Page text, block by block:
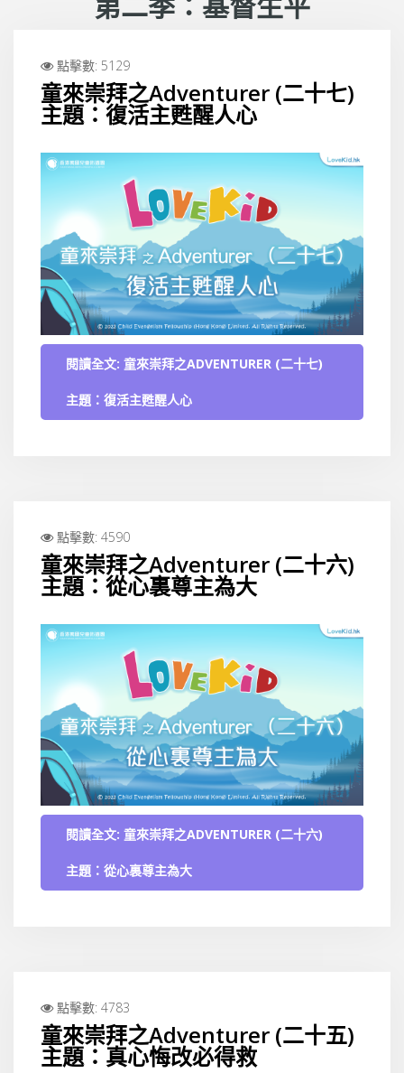
點擊數: 5129
童來崇拜之Adventurer (二十七)
主題：復活主甦醒人心
閱讀全文: 童來崇拜之ADVENTURER (二十七)
主題：復活主甦醒人心
點擊數: 4590
童來崇拜之Adventurer (二十六)
主題：從心裏尊主為大
閱讀全文: 童來崇拜之ADVENTURER (二十六)
主題：從心裏尊主為大
點擊數: 4783
童來崇拜之Adventurer (二十五)
主題：真心悔改必得救